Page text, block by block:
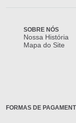
SOBRE NÓS
Nossa História
Mapa do Site
FORMAS DE